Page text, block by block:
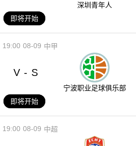
深圳青年人
即将开始
08-09
19:00 中甲
V - S
宁波职业足球俱乐部
即将开始
08-09
19:00 中超